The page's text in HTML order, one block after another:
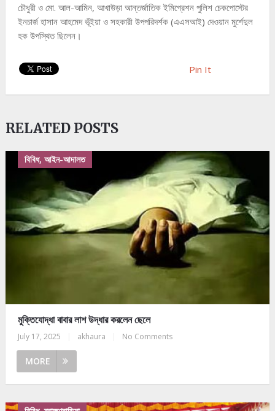
চৌধুরী ও মো. আল-আমিন, আখাউড়া আন্তর্জাতিক ইমিগ্রেশন পুলিশ চেকপোস্টের
ইনচার্জ হাসান আহমেদ ভূঁইয়া ও সহকারী উপপরিদর্শক (এএসআই) দেওয়ান মুর্শেদুল
হক উপস্থিত ছিলেন।
Pin It
RELATED POSTS
বিবিধ, আইন-আদালত
মুক্তিযোদ্ধা বাবার লাশ উদ্ধার করলেন ছেলে
July 17, 2025 akhaura No Comments
MORE